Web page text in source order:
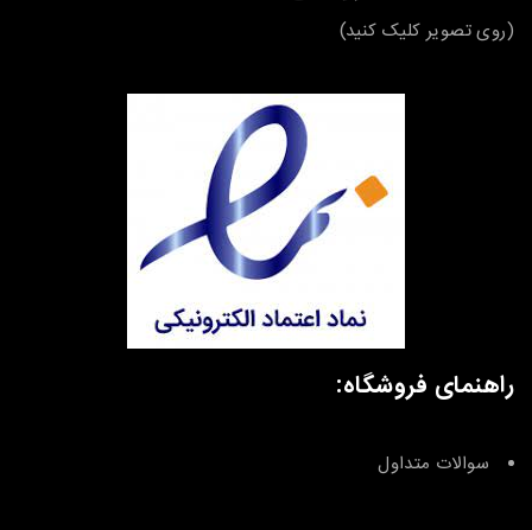
(روی تصویر کلیک کنید)
راهنمای فروشگاه:
سوالات متداول